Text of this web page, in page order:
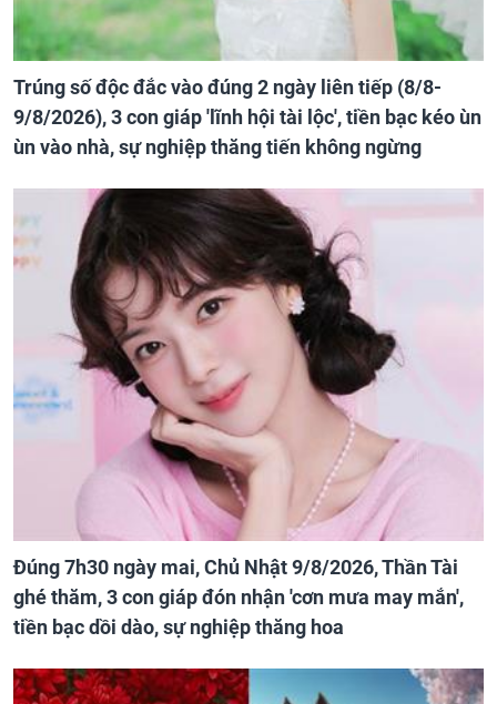
Trúng số độc đắc vào đúng 2 ngày liên tiếp (8/8-
9/8/2026), 3 con giáp 'lĩnh hội tài lộc', tiền bạc kéo ùn
ùn vào nhà, sự nghiệp thăng tiến không ngừng
Đúng 7h30 ngày mai, Chủ Nhật 9/8/2026, Thần Tài
ghé thăm, 3 con giáp đón nhận 'cơn mưa may mắn',
tiền bạc dồi dào, sự nghiệp thăng hoa